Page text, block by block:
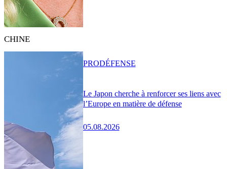
CHINE
Le Japon cherche à renforcer ses liens avec
l’Europe en matière de défense
05.08.2026
PRODÉFENSE